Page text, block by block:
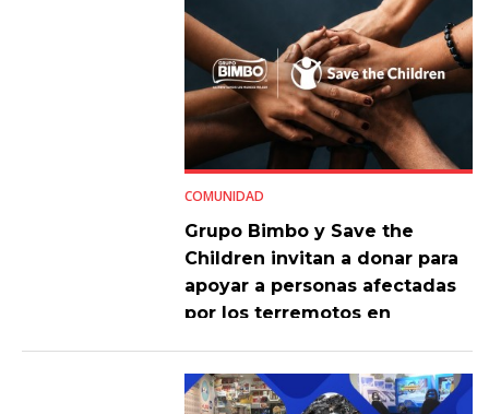
COMUNIDAD
Grupo Bimbo y Save the
Children invitan a donar para
apoyar a personas afectadas
por los terremotos en